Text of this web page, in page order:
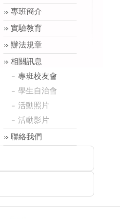
專班簡介
實驗教育
辦法規章
相關訊息
專班校友會
學生自治會
活動照片
活動影片
聯絡我們